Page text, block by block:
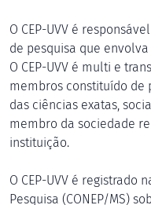
O CEP-UVV é
de pesquisa que
O CEP-UVV é multi e
membros constituído de
das ciências exatas,
membro da sociedade
instituição.
O CEP-UVV é registrado
Pesquisa (CONEP/MS)